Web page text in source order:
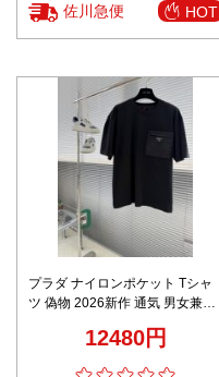
佐川急便 HOT
プラダ ナイロンポケット Tシャ
ツ 偽物 2026新作 通気 男女兼用
送保証 精密ディテール
12480円